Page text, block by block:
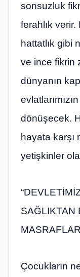
sonsuzluk
ferahlık
hattatlık gibi
ve ince fikrin
dünyanın
dönüşecek.
hayata
yetişkinler
SAĞLIKTAN
Çocukların